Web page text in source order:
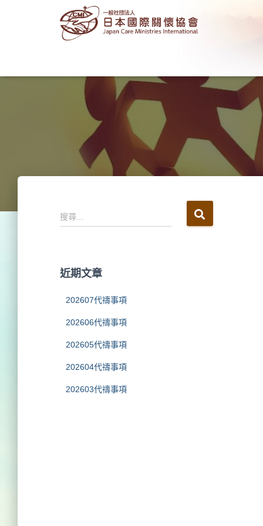
搜
尋
:
搜尋...
近期文章
202607代禱事項
202606代禱事項
202605代禱事項
202604代禱事項
202603代禱事項